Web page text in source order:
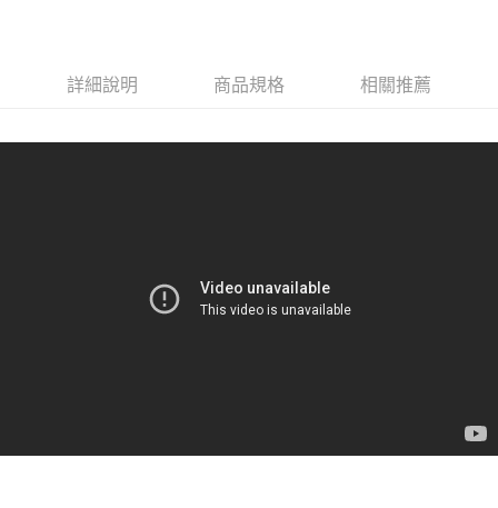
詳細說明 商品規格 相關推薦